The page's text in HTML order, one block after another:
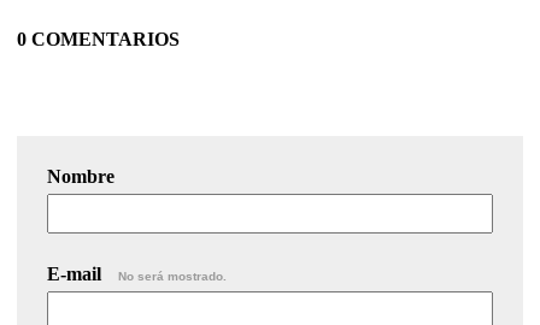
0 COMENTARIOS
Nombre
E-mail No será mostrado.